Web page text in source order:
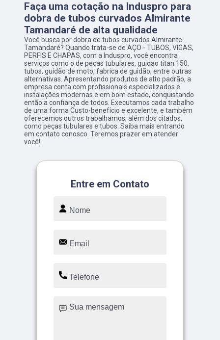
Faça uma cotação na Induspro para
dobra de tubos curvados Almirante
Tamandaré de alta qualidade
Você busca por dobra de tubos curvados Almirante
Tamandaré? Quando trata-se de AÇO - TUBOS, VIGAS,
PERFIS E CHAPAS, com a Induspro, você encontra
serviços como o de peças tubulares, guidao titan 150,
tubos, guidão de moto, fabrica de guidão, entre outras
alternativas. Apresentando produtos de alto padrão, a
empresa conta com profissionais especializados e
instalações modernas e em bom estado, conquistando
então a confiança de todos. Executamos cada trabalho
de uma forma Custo-benefício e excelente, e também
oferecemos outros trabalhamos, além dos citados,
como peças tubulares e tubos. Saiba mais entrando
em contato conosco. Teremos prazer em atender
você!
Entre em Contato